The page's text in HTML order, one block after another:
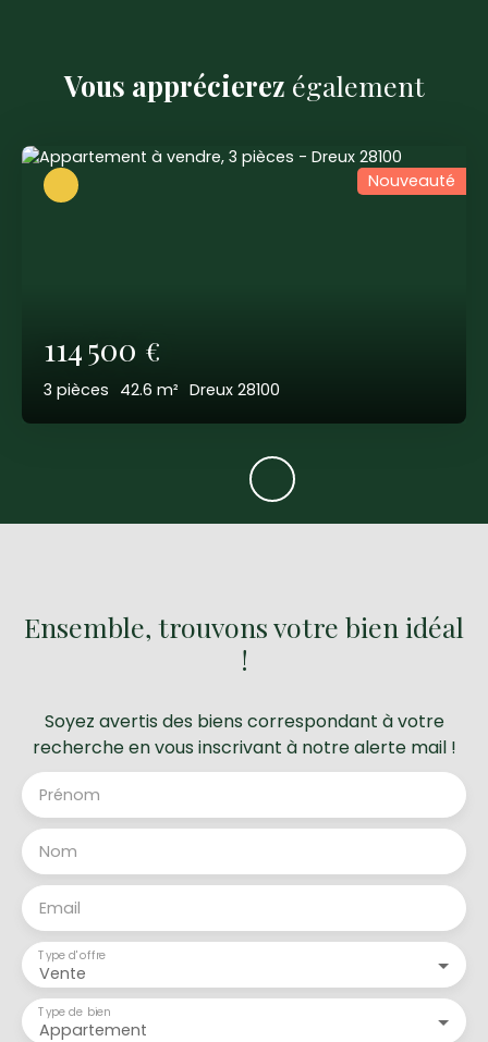
Vous apprécierez également
114 500 €
3 pièces 42.6 m² Dreux 28100
Nouveauté
Ensemble, trouvons votre bien idéal
!
Soyez avertis des biens correspondant à votre
recherche en vous inscrivant à notre alerte mail !
Prénom
Nom
Email
Vente
Type d'offre
Appartement
Type de bien